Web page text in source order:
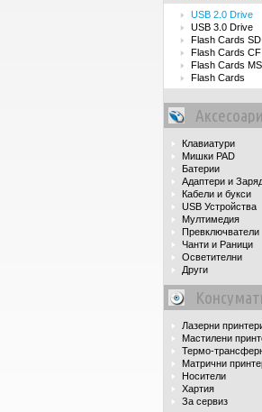
USB 2.0 Drive
USB 3.0 Drive
Flash Cards SD
Flash Cards CF
Flash Cards MS
Flash Cards
Аксесоари
Клавиатури
Мишки PAD
Батерии
Адаптери и
Кабели и букси
USB Устройства
Мултимедия
Превключватели
Чанти и Раници
Осветителни
Други
Лазерни
Мастилени
Термо-
Матрични
Носители
Хартия
За сервиз